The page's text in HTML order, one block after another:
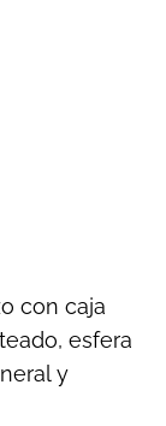
con caja
esfera
y